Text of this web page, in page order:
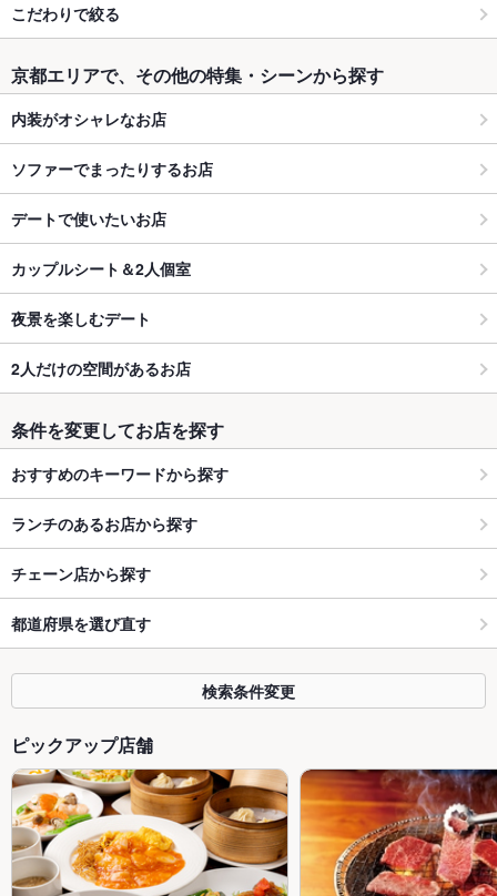
こだわりで絞る
京都エリアで、その他の特集・シーンから探す
内装がオシャレなお店
ソファーでまったりするお店
デートで使いたいお店
カップルシート＆2人個室
夜景を楽しむデート
2人だけの空間があるお店
条件を変更してお店を探す
おすすめのキーワードから探す
ランチのあるお店から探す
チェーン店から探す
都道府県を選び直す
検索条件変更
ピックアップ店舗